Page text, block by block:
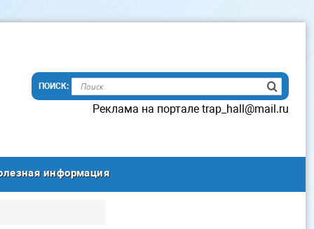
Реклама на портале trap_hall@mail.ru
информация